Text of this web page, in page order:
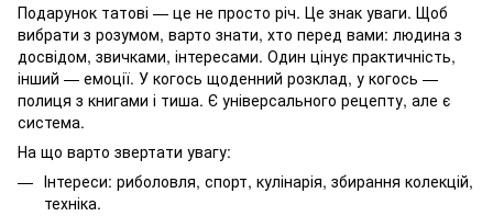
Подарунок татові — це не просто річ. Це знак уваги. Щоб
вибрати з розумом, варто знати, хто перед вами: людина з
досвідом, звичками, інтересами. Один цінує практичність,
інший — емоції. У когось щоденний розклад, у когось —
полиця з книгами і тиша. Є універсального рецепту, але є
система.
На що варто звертати увагу:
Інтереси: риболовля, спорт, кулінарія, збирання колекцій,
техніка.